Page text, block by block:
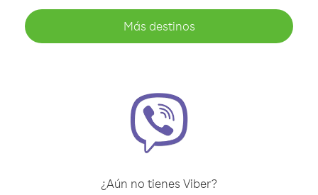
Más destinos
¿Aún no tienes Viber?